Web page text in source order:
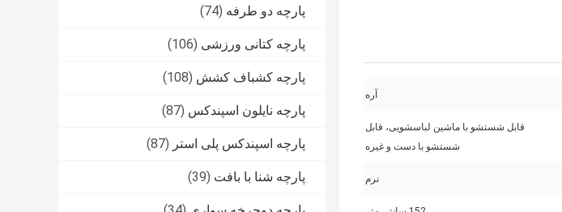
پارچه دو طرفه (74)
پارچه کتانی ورزشی (106)
پارچه کشباف کشش (108)
پارچه نایلون اسپندکس (87)
پارچه اسپندکس پلی استر (87)
پارچه شنا با بافت (39)
آره
قابل شستشو با ماشین لباسشویی، قابل
شستشو با دست و غیره
نرم